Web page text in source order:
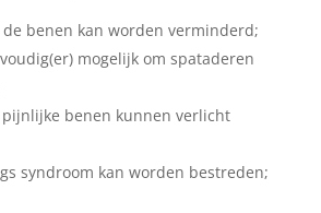
benen kan worden verminderd;
mogelijk om spataderen
benen kunnen verlicht
syndroom kan worden bestreden;